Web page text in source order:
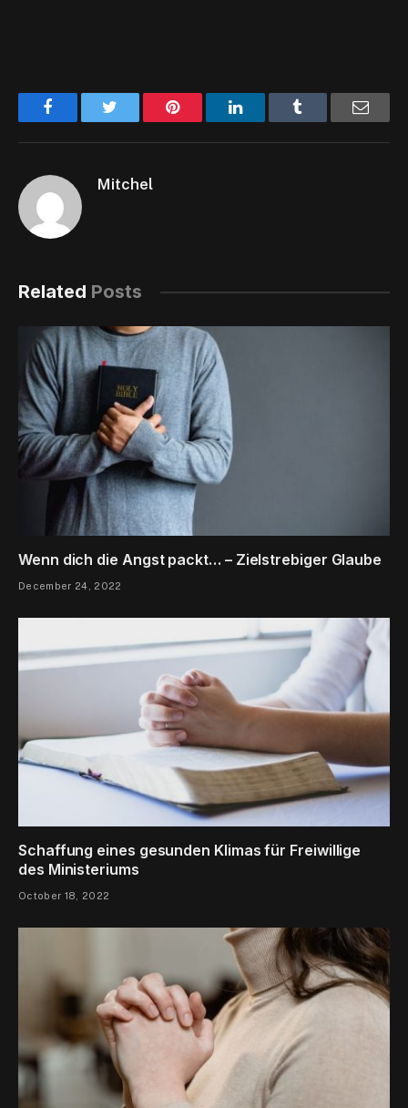
Facebook Pinterest LinkedIn Email
Mitchel
Related Posts
Wenn dich die Angst packt… – Zielstrebiger Glaube
December 24, 2022
Schaffung eines gesunden Klimas für Freiwillige
des Ministeriums
October 18, 2022